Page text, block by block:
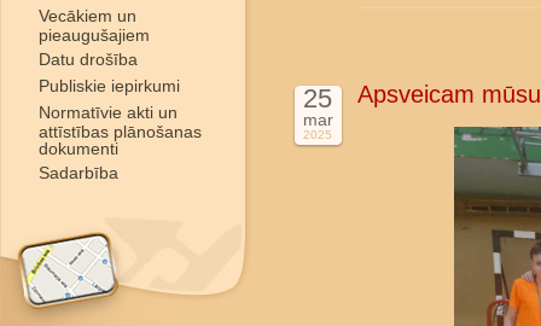
Vecākiem un
pieaugušajiem
Datu drošība
Publiskie iepirkumi
Normatīvie akti un
attīstības plānošanas
dokumenti
Sadarbība
25
mar
2025
Apsveicam